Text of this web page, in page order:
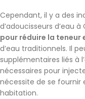
Cependant, il y a des
d’adoucisseurs d’eau
pour réduire la teneur
d’eau traditionnels. Il
supplémentaires liés à
nécessaires pour
nécessite de se fournir
habitation.